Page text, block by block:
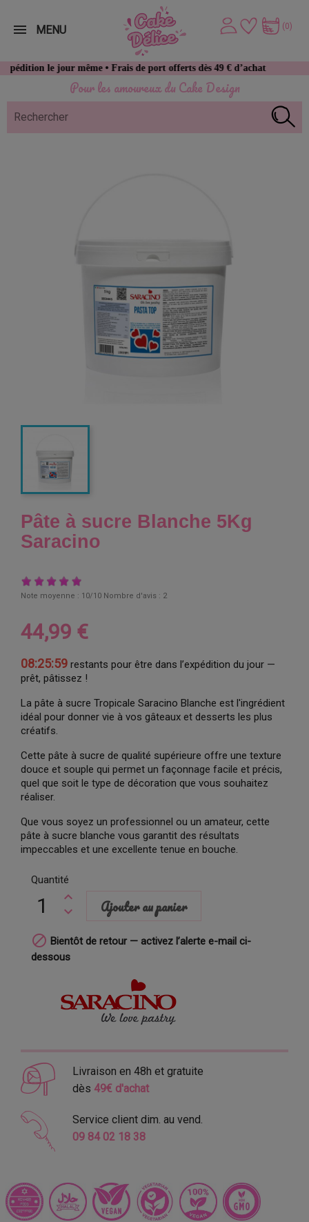
Pour les amoureux du Cake Design
le jour même • Frais de port offerts dès 49 € d’achat
(0)
MENU
Pâte à sucre Blanche 5Kg
Saracino
Note moyenne : 10/10 Nombre d'avis : 2
44,99 €
08:25:58 restants pour être dans l’expédition du jour —
prêt, pâtissez !
La pâte à sucre Tropicale Saracino Blanche est l'ingrédient
idéal pour donner vie à vos gâteaux et desserts les plus
créatifs.
Cette pâte à sucre de qualité supérieure offre une texture
douce et souple qui permet un façonnage facile et précis,
quel que soit le type de décoration que vous souhaitez
réaliser.
Que vous soyez un professionnel ou un amateur, cette
pâte à sucre blanche vous garantit des résultats
impeccables et une excellente tenue en bouche.
Quantité
Ajouter au panier
 Bientôt de retour — activez l’alerte e-mail ci-
dessous
Livraison en 48h et gratuite
dès 49€ d'achat
Service client dim. au vend.
09 84 02 18 38